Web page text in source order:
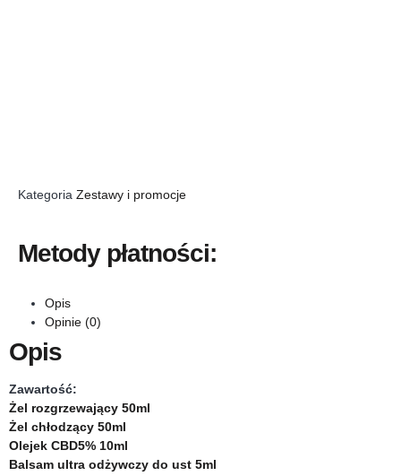
Kategoria Zestawy i promocje
Metody płatności:
Opis
Opinie (0)
Opis
Zawartość:
Żel rozgrzewający 50ml
Żel chłodzący 50ml
Olejek CBD5% 10ml
Balsam ultra odżywczy do ust 5ml